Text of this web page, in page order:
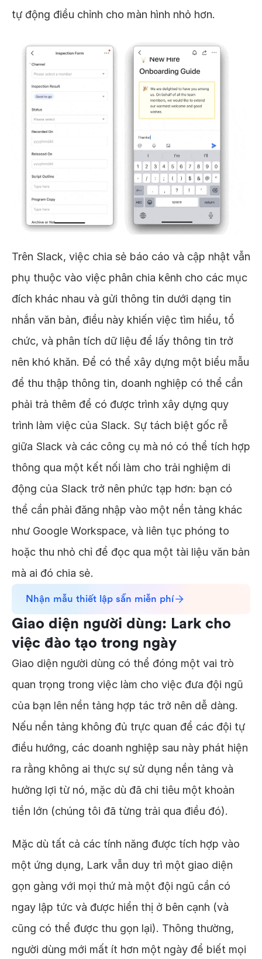
tự động điều chỉnh cho màn hình nhỏ hơn.
Trên Slack, việc chia sẻ báo cáo và cập nhật vẫn
phụ thuộc vào việc phân chia kênh cho các mục
đích khác nhau và gửi thông tin dưới dạng tin
nhắn văn bản, điều này khiến việc tìm hiểu, tổ
chức, và phân tích dữ liệu để lấy thông tin trở
nên khó khăn. Để có thể xây dựng một biểu mẫu
để thu thập thông tin, doanh nghiệp có thể cần
phải trả thêm để có được trình xây dựng quy
trình làm việc của Slack. Sự tách biệt gốc rễ
giữa Slack và các công cụ mà nó có thể tích hợp
thông qua một kết nối làm cho trải nghiệm di
động của Slack trở nên phức tạp hơn: bạn có
thể cần phải đăng nhập vào một nền tảng khác
như Google Workspace, và liên tục phóng to
hoặc thu nhỏ chỉ để đọc qua một tài liệu văn bản
mà ai đó chia sẻ.
Nhận mẫu thiết lập sẵn miễn phí
Giao diện người dùng: Lark cho
việc đào tạo trong ngày
Giao diện người dùng có thể đóng một vai trò
quan trọng trong việc làm cho việc đưa đội ngũ
của bạn lên nền tảng hợp tác trở nên dễ dàng.
Nếu nền tảng không đủ trực quan để các đội tự
điều hướng, các doanh nghiệp sau này phát hiện
ra rằng không ai thực sự sử dụng nền tảng và
hưởng lợi từ nó, mặc dù đã chi tiêu một khoản
tiền lớn (chúng tôi đã từng trải qua điều đó).
Mặc dù tất cả các tính năng được tích hợp vào
một ứng dụng, Lark vẫn duy trì một giao diện
gọn gàng với mọi thứ mà một đội ngũ cần có
ngay lập tức và được hiển thị ở bên cạnh (và
cũng có thể được thu gọn lại). Thông thường,
người dùng mới mất ít hơn một ngày để biết mọi